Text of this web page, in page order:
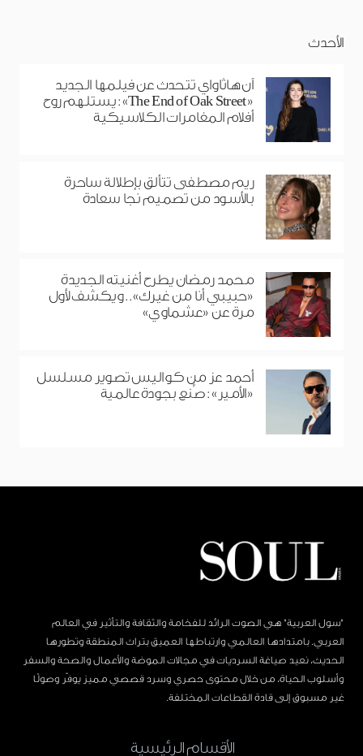
الأحدث
آن هاثاواي تتحدث عن فيلمها الجديد
«The End of Oak Street»: يستلهم روح
أفلام المغامرات الكلاسيكية
ريم مصطفى تتألق بإطلالة ساحرة
بالأسود من تصميم نجا سعادة
محمد رمضان يطرح أغنيته الجديدة
«حبيبي أنا من غيرك».. ويكشف لأول
مرة عن «عشماوي»
أحمد عز من كواليس تصوير مسلسل
«الأمير»: صُنع بجودة عالمية
"سول العربية" هي الصوت الرائد للفخامة والثقافة والتأثير في العالم
العربي. بامتدادها العالمي وارتباطها العميق بتراث المنطقة وتطورها
الحديث، نعيد صياغة السرديات في مجالات الموضة والأعمال والصحة والسفر
وأسلوب الحياة، من خلال محتوى حصري وسرد قصصي مميز يوفّر وصولًا
غير مسبوق إلى قادة القطاعات المختلفة.
الأقسام الرئيسية